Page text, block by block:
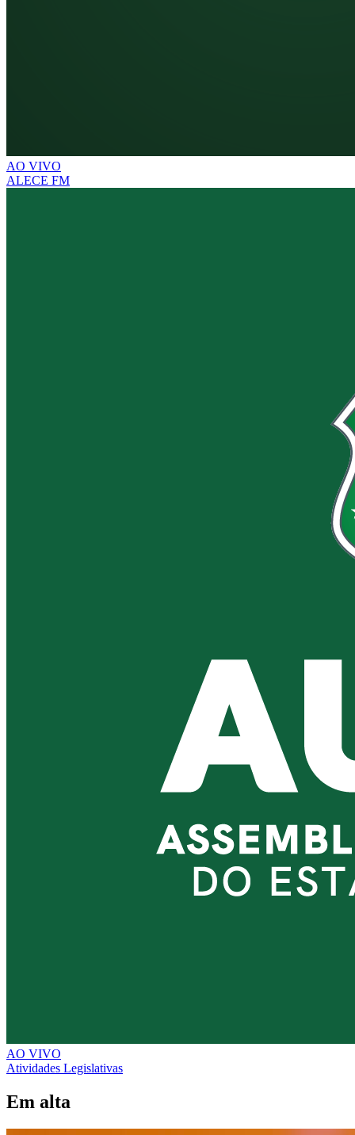
AO VIVO
ALECE FM
AO VIVO
Atividades Legislativas
Em alta